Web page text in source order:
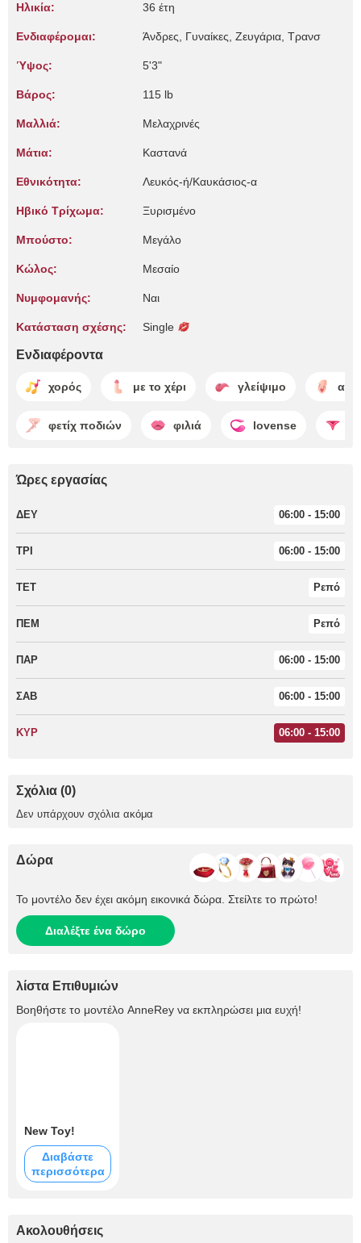
Ηλικία: 36 έτη
Ενδιαφέρομαι: Άνδρες, Γυναίκες, Zευγάρια, Τρανσ
Ύψος: 5'3"
Βάρος: 115 lb
Μαλλιά: Μελαχρινές
Μάτια: Καστανά
Εθνικότητα: Λευκός-ή/Καυκάσιος-α
Ηβικό Τρίχωμα: Ξυρισμένο
Μπούστο: Μεγάλο
Κώλος: Μεσαίο
Νυμφομανής: Ναι
Κατάσταση σχέσης: Single
Ενδιαφέροντα
χορός με το χέρι γλείψιμο
φετίχ ποδιών φιλιά lovense
Ώρες εργασίας
ΔΕΥ 06:00 - 15:00
ΤΡΙ 06:00 - 15:00
ΤΕΤ Ρεπό
ΠΕΜ Ρεπό
ΠΑΡ 06:00 - 15:00
ΣΑΒ 06:00 - 15:00
ΚΥΡ 06:00 - 15:00
Σχόλια (0)
Δεν υπάρχουν σχόλια ακόμα
Δώρα
Το μοντέλο δεν έχει ακόμη εικονικά δώρα. Στείλτε το πρώτο!
Διαλέξτε ένα δώρο
λίστα Επιθυμιών
Βοηθήστε το μοντέλο AnneRey να εκπληρώσει μια ευχή!
New Toy!
Διαβάστε
περισσότερα
Ακολουθήσεις